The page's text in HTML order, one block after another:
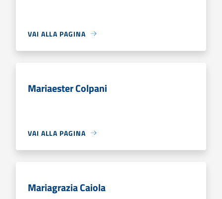
VAI ALLA PAGINA
Mariaester Colpani
VAI ALLA PAGINA
Mariagrazia Caiola